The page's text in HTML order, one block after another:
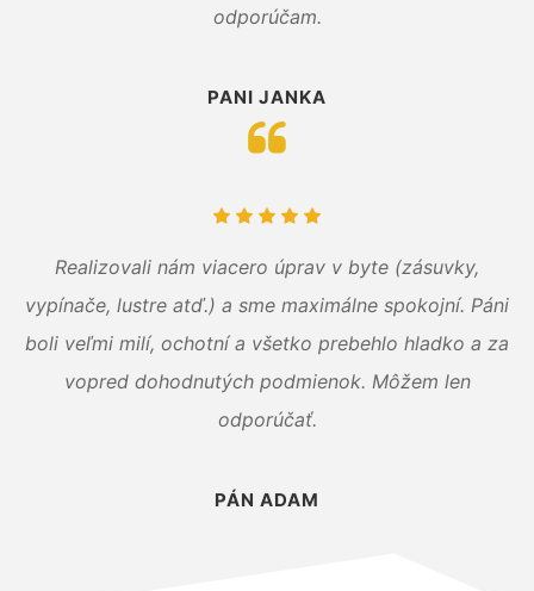
odporúčam.
PANI JANKA
Realizovali nám viacero úprav v byte (zásuvky,
vypínače, lustre atď.) a sme maximálne spokojní. Páni
boli veľmi milí, ochotní a všetko prebehlo hladko a za
vopred dohodnutých podmienok. Môžem len
odporúčať.
PÁN ADAM